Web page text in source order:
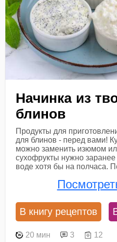
Начинка из
блинов
Продукты для
для блинов - перед вами!
можно заменить изюмом
сухофрукты нужно заранее
воде хотя бы на полчаса.
В книгу рецептов
20 мин 3 12